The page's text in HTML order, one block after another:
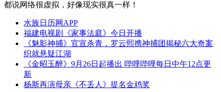
都说网络很虚拟，好像现实很真一样！
水族日历网APP
福建电视剧《家事法庭》今日开播
《魅影神捕》官宣杀青，罗云熙携神捕团揭秘六大奇案
织就悬疑江湖
《金昭玉醉》9月26日起播出 哔哩哔哩每日中午12点更
新
杨斯再演母亲《不丢人》提名金鸡奖